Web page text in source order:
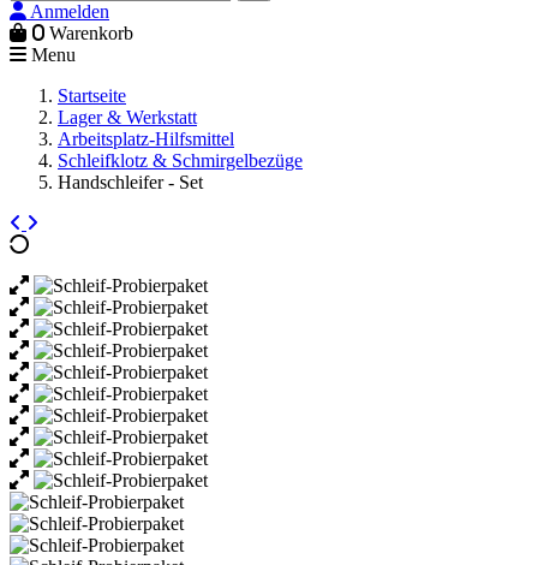
Anmelden
0 Warenkorb
Menu
Startseite
Lager & Werkstatt
Arbeitsplatz-Hilfsmittel
Schleifklotz & Schmirgelbezüge
Handschleifer - Set